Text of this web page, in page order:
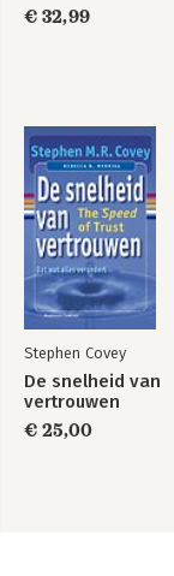
€ 32,99
Stephen Covey
De snelheid van
vertrouwen
€ 25,00